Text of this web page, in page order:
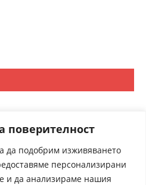
да подобрим изживяването
персонализирани
и да анализираме нашия